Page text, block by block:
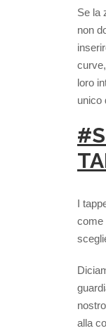
Se la
non
loro
unico
I
come
alla